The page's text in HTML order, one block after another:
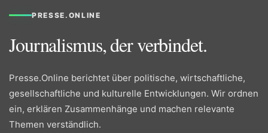
PRESSE.ONLINE
Journalismus, der verbindet.
Presse.Online berichtet über politische, wirtschaftliche,
gesellschaftliche und kulturelle Entwicklungen. Wir ordnen
ein, erklären Zusammenhänge und machen relevante
Themen verständlich.